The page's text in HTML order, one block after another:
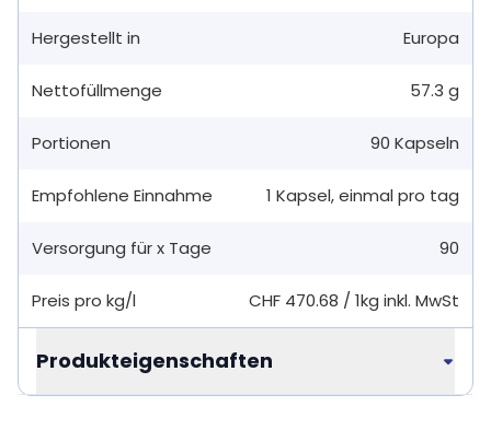
Hergestellt in Europa
Nettofüllmenge 57.3 g
Portionen 90 Kapseln
Empfohlene Einnahme 1 Kapsel,einmal pro tag
Versorgung für x Tage 90
Preis pro kg/l CHF 470.68 / 1kg inkl. MwSt
Produkteigenschaften